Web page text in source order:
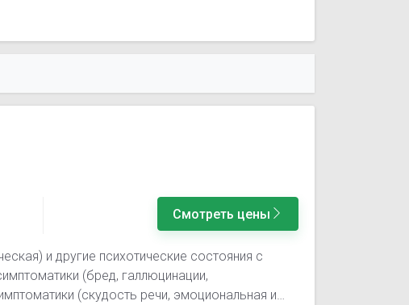
Смотреть цены
и другие психотические состояния с
(бред, галлюцинации,
(скудость речи, эмоциональная и